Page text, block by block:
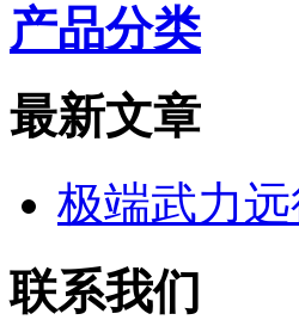
产品分类
最新文章
极端武力
联系我们